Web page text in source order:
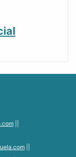
||
||